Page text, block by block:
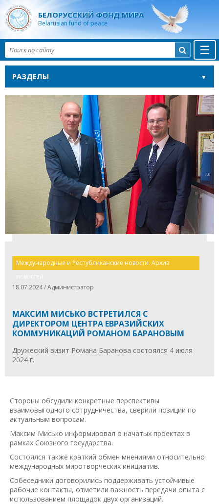
БЕЛОРУССКИЙ ФОНД МИРА
Belarusian fund of peace
☰

РАЗДЕЛЫ
Международные и Республиканские новости. Архив
18.07.2024 / Администратор
МАКСИМ МИСЬКО ВСТРЕТИЛСЯ С
ДИРЕКТОРОМ ЦЕНТРА ЕВРАЗИЙСКИХ
КОММУНИКАЦИЙ РОМАНОМ БАРАНОВЫМ
Дружеский визит Романа Баранова состоялся 4 июля
2024 г.
Стороны обсудили конкретные перспективы
взаимовыгодного сотрудничества, сверили позиции по
актуальным вопросам.
Максим Мисько информировал о начатых проектах в
рамках Союзного государства.
Состоялся также краткий обмен мнениями относительно
международных миротворческих инициатив.
Собеседники договорились поддерживать устойчивые
рабочие контакты, отметили важность передачи опыта с
использованием площадок двух организаций.